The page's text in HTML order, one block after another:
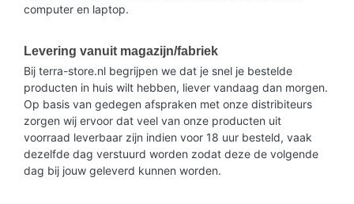
computer en laptop.
Levering vanuit magazijn/fabriek
Bij terra-store.nl begrijpen we dat je snel je bestelde
producten in huis wilt hebben, liever vandaag dan morgen.
Op basis van gedegen afspraken met onze distribiteurs
zorgen wij ervoor dat veel van onze producten uit
voorraad leverbaar zijn indien voor 18 uur besteld, vaak
dezelfde dag verstuurd worden zodat deze de volgende
dag bij jouw geleverd kunnen worden.